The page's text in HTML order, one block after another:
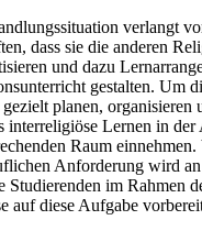
verlangt
dass sie die anderen
und dazu
gestalten. Um
planen, organisieren
interreligiöse Lernen in
Raum
Anforderung wird
Studierenden im Rahmen
auf diese Aufgabe